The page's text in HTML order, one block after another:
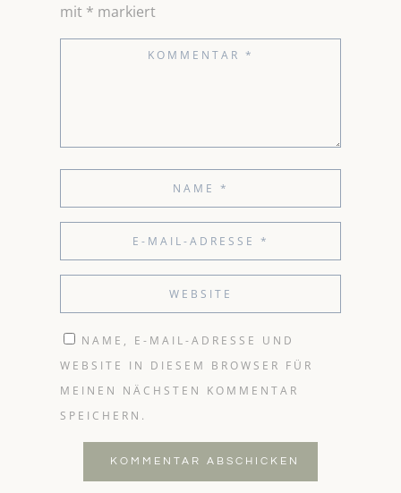
mit * markiert
NAME, E-MAIL-ADRESSE UND
WEBSITE IN DIESEM BROWSER FÜR
MEINEN NÄCHSTEN KOMMENTAR
SPEICHERN.
KOMMENTAR ABSCHICKEN